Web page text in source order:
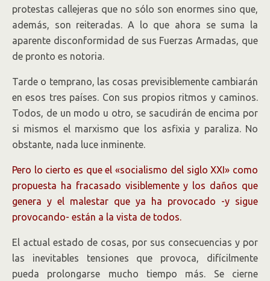
protestas callejeras que no sólo son enormes sino que,
además, son reiteradas. A lo que ahora se suma la
aparente disconformidad de sus Fuerzas Armadas, que
de pronto es notoria.
Tarde o temprano, las cosas previsiblemente cambiarán
en esos tres países. Con sus propios ritmos y caminos.
Todos, de un modo u otro, se sacudirán de encima por
si mismos el marxismo que los asfixia y paraliza. No
obstante, nada luce inminente.
Pero lo cierto es que el «socialismo del siglo XXI» como
propuesta ha fracasado visiblemente y los daños que
genera y el malestar que ya ha provocado -y sigue
provocando- están a la vista de todos.
El actual estado de cosas, por sus consecuencias y por
las inevitables tensiones que provoca, difícilmente
pueda prolongarse mucho tiempo más. Se cierne